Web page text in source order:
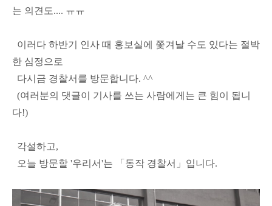
는 의견도.... ㅠㅠ
이러다 하반기 인사 때 홍보실에 쫓겨날 수도 있다는 절박
한 심정으로
다시금 경찰서를 방문합니다. ^^
(여러분의 댓글이 기사를 쓰는 사람에게는 큰 힘이 됩니
다!)
각설하고,
오늘 방문할 '우리서'는 「동작 경찰서」입니다.